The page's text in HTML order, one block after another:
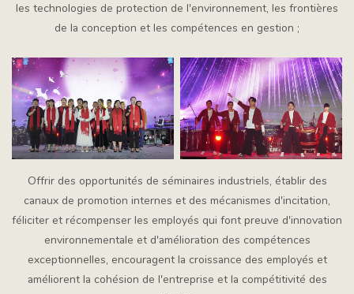
les technologies de protection de l'environnement, les frontières
de la conception et les compétences en gestion ;
Offrir des opportunités de séminaires industriels, établir des
canaux de promotion internes et des mécanismes d'incitation,
féliciter et récompenser les employés qui font preuve d'innovation
environnementale et d'amélioration des compétences
exceptionnelles, encouragent la croissance des employés et
améliorent la cohésion de l'entreprise et la compétitivité des